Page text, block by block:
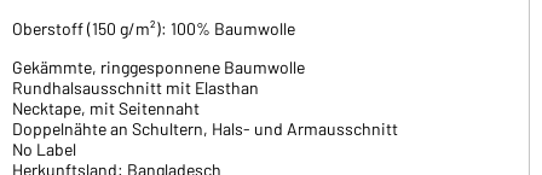
Oberstoff (150 g/m²): 100% Baumwolle
Gekämmte, ringgesponnene Baumwolle
Rundhalsausschnitt mit Elasthan
Necktape, mit Seitennaht
Doppelnähte an Schultern, Hals- und Armausschnitt
No Label
Herkunftsland: Bangladesch